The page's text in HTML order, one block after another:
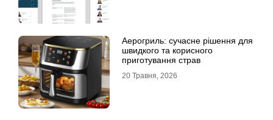
Аерогриль: сучасне рішення для
швидкого та корисного
приготування страв
20 Травня, 2026